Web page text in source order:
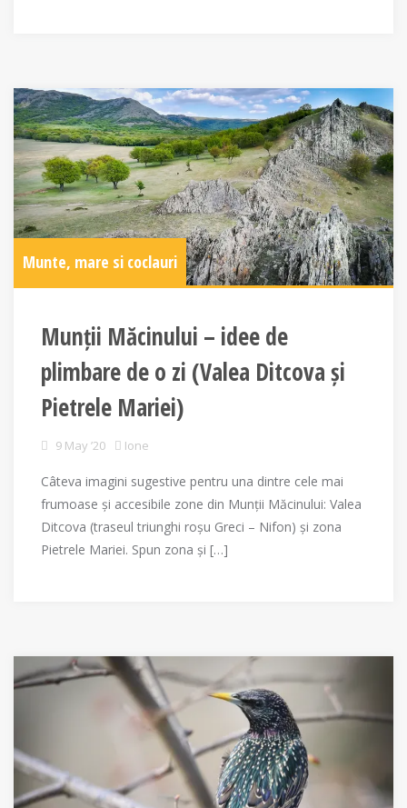
Munte, mare si coclauri
Munții Măcinului – idee de
plimbare de o zi (Valea Ditcova și
Pietrele Mariei)
9 May ’20 Ione
Câteva imagini sugestive pentru una dintre cele mai
frumoase și accesibile zone din Munții Măcinului: Valea
Ditcova (traseul triunghi roșu Greci – Nifon) și zona
Pietrele Mariei. Spun zona și […]